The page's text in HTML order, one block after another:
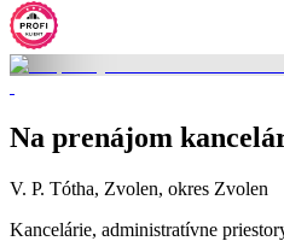
Na prenájom
V. P. Tótha, Zvolen, okres Zvolen
Kancelárie, administratívne